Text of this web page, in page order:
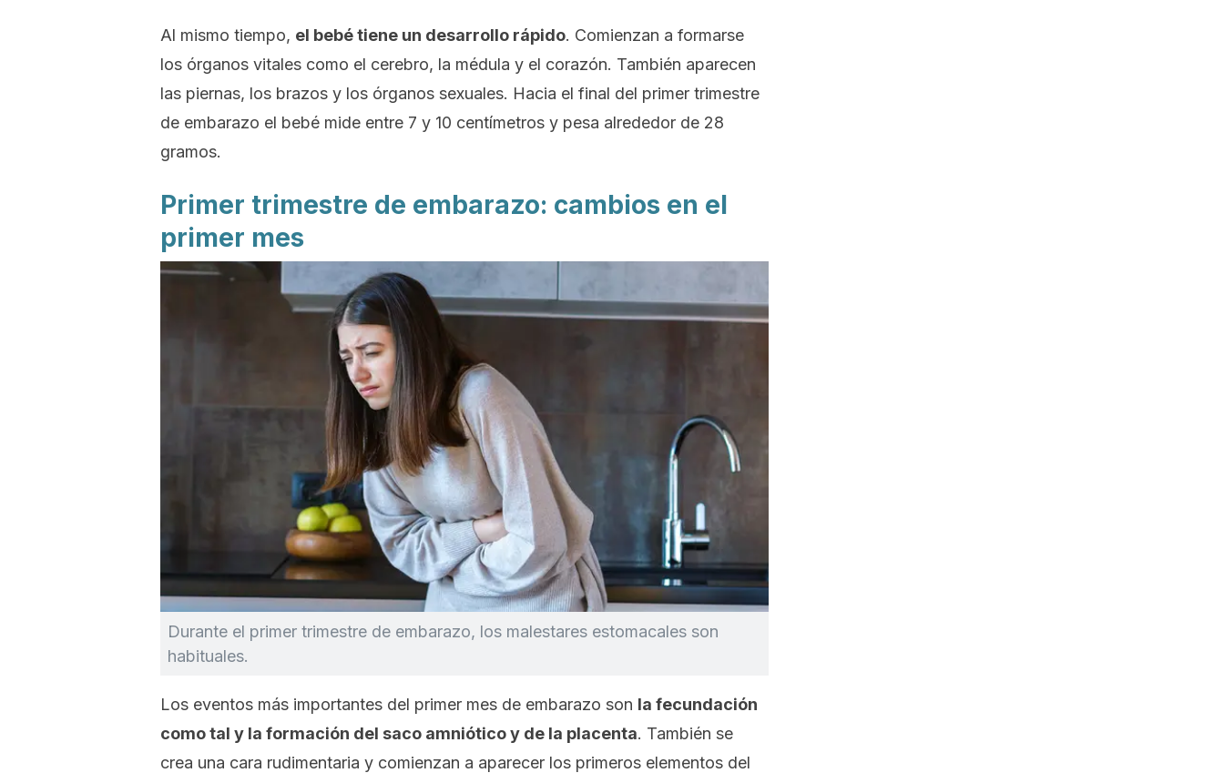
Al mismo tiempo, el bebé tiene un desarrollo rápido. Comienzan a formarse
los órganos vitales como el cerebro, la médula y el corazón. También aparecen
las piernas, los brazos y los órganos sexuales. Hacia el final del primer trimestre
de embarazo el bebé mide entre 7 y 10 centímetros y pesa alrededor de 28
gramos.
Primer trimestre de embarazo: cambios en el
primer mes
Durante el primer trimestre de embarazo, los malestares estomacales son
habituales.
Los eventos más importantes del primer mes de embarazo son la fecundación
como tal y la formación del saco amniótico y de la placenta. También se
crea una cara rudimentaria y comienzan a aparecer los primeros elementos del